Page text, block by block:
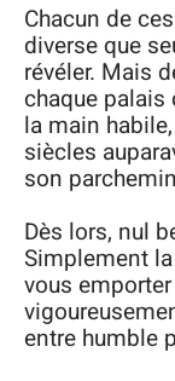
Chacun de
diverse que
révéler. Mais
chaque
la main
siècles
son
Dès lors, nul
Simplement
vous
entre humble